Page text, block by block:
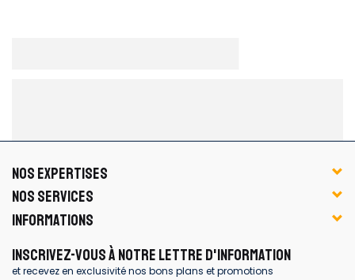
NOS EXPERTISES
NOS SERVICES
INFORMATIONS
INSCRIVEZ-VOUS À NOTRE LETTRE D'INFORMATION
et recevez en exclusivité nos bons plans et promotions